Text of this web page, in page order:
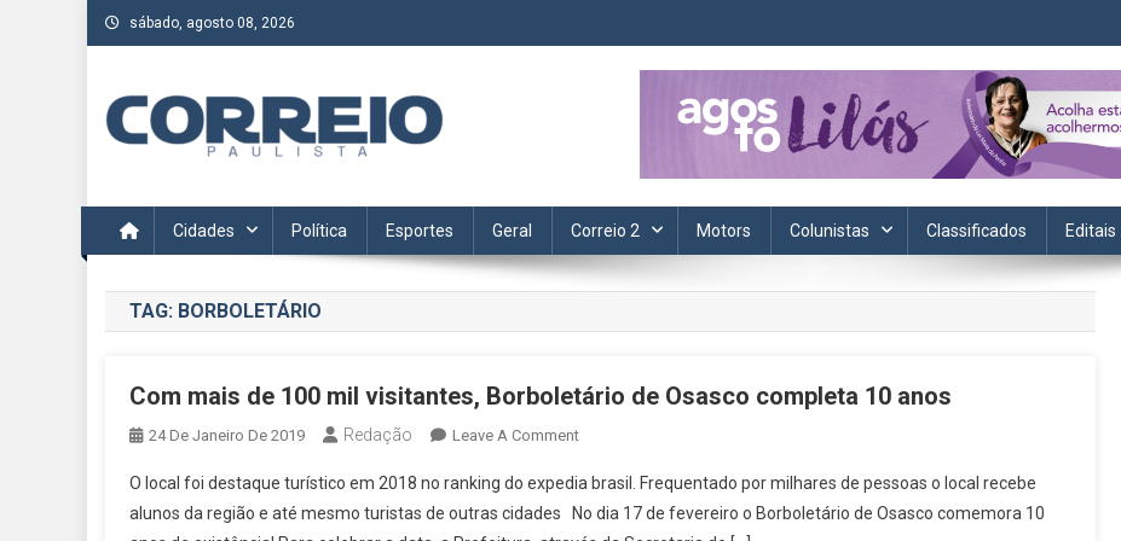
Skip
to
sábado, agosto 08, 2026
Acompanhe as últimas notícias da região no Correio Paulista. Informação, política, saúde, economia, esportes e cotidiano.
Cidades Política Esportes Geral Correio 2 Motors Colunistas Classificados Editais
TAG: BORBOLETÁRIO
Com mais de 100 mil visitantes, Borboletário de Osasco completa 10 anos
24 De Janeiro De 2019 Redação Leave A CommentOn
Mais
De
O local foi destaque turístico em 2018 no ranking do expedia brasil. Frequentado por milhares de pessoas o local recebe
alunos da região e até mesmo turistas de outras cidades No dia 17 de fevereiro o Borboletário de Osasco comemora 10